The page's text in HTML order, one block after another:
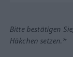
Bitte bestätigen
Häkchen setzen.*